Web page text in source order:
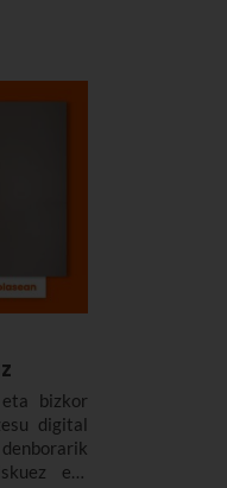
bizkor
digital
eta